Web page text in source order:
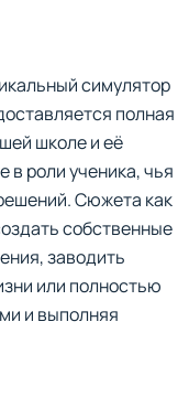
симулятор
полная
школе и её
в роли ученика, чья
Сюжета как
собственные
заводить
или полностью
и выполняя